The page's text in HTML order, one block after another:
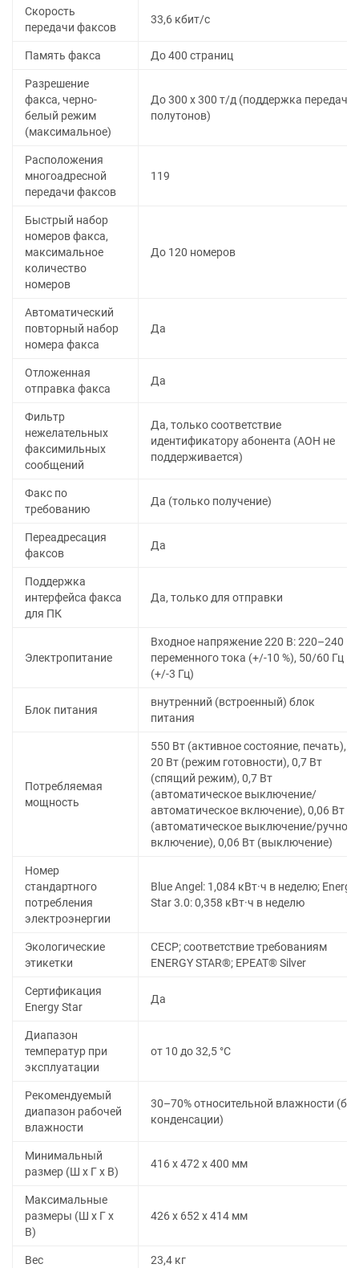
Скорость
передачи факсов
33,6 кбит/с
Память факса До 400 страниц
Разрешение
факса, черно-
белый режим
(максимальное)
До 300 x 300 т/д (поддержка передачи
полутонов)
Расположения
многоадресной
передачи факсов
119
Быстрый набор
номеров факса,
максимальное
количество
номеров
До 120 номеров
Автоматический
повторный набор
номера факса
Да
Отложенная
отправка факса
Да
Фильтр
нежелательных
факсимильных
сообщений
Да, только соответствие
идентификатору абонента (АОН не
поддерживается)
Факс по
требованию
Да (только получение)
Переадресация
факсов
Да
Поддержка
интерфейса факса
для ПК
Да, только для отправки
Электропитание
Входное напряжение 220 В: 220–240 В
переменного тока (+/-10 %), 50/60 Гц
(+/-3 Гц)
Блок питания
внутренний (встроенный) блок
питания
Потребляемая
мощность
550 Вт (активное состояние, печать),
20 Вт (режим готовности), 0,7 Вт
(спящий режим), 0,7 Вт
(автоматическое выключение/
автоматическое включение), 0,06 Вт
(автоматическое выключение/ручное
включение), 0,06 Вт (выключение)
Номер
стандартного
потребления
электроэнергии
Blue Angel: 1,084 кВт·ч в неделю; Energy
Star 3.0: 0,358 кВт·ч в неделю
Экологические
этикетки
CECP; соответствие требованиям
ENERGY STAR®; EPEAT® Silver
Сертификация
Energy Star
Да
Диапазон
температур при
эксплуатации
от 10 до 32,5 °C
Рекомендуемый
диапазон рабочей
влажности
30–70% относительной влажности (без
конденсации)
Минимальный
размер (Ш x Г x В)
416 x 472 x 400 мм
Максимальные
размеры (Ш x Г x
В)
426 x 652 x 414 мм
Вес 23,4 кг